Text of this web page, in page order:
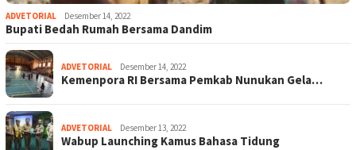
ADVETORIAL Desember 14, 2022
Bupati Bedah Rumah Bersama Dandim
ADVETORIAL Desember 14, 2022
Kemenpora RI Bersama Pemkab Nunukan Gela…
ADVETORIAL Desember 13, 2022
Wabup Launching Kamus Bahasa Tidung